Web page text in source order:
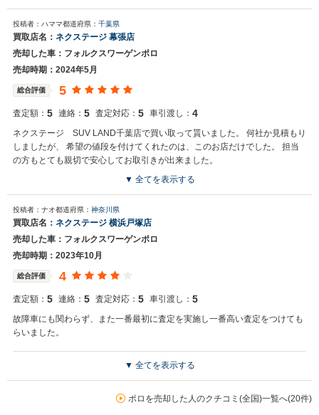
買取店からの返信
お世話になっております。 株式会社ネクステージでございます。 この
度はネクステージをご利用いただきまして誠にありがとうございまし
た。 弊社ではポロのような輸入車の専門店を展開している関係もあ
り、大変得意な車種となっております。輸入車の他にもミニバンや
ざいましたら是非お力添えできれば幸いでございます。 今後とも宜し
くお願い申し上げます。
投稿者：ハママ都道府県： 千葉県
買取店名： ネクステージ 幕張店
売却した車：フォルクスワーゲンポロ
売却時期：2024年5月
総合評価 5
査定額： 5 連絡： 5 査定対応： 5 車引渡し： 4
ネクステージ SUV LAND千葉店で買い取って貰いました。 何社か見積もり
しましたが、 希望の値段を付けてくれたのは、このお店だけでした。 担当
の方もとても親切で安心してお取引きが出来ました。
買取店からの返信
お世話になっております。 株式会社ネクステージでございます。 この
度はネクステージをご利用いただきまして誠にありがとうございまし
た。 弊社スタッフの接客をお褒め頂き光栄です。 今後もご満足いただ
けるよう精進してまいります。 スタッフ一同、またのご利用お待ちし
▼ 全てを表示する
投稿者：ナオ都道府県： 神奈川県
買取店名： ネクステージ 横浜戸塚店
売却した車：フォルクスワーゲンポロ
売却時期：2023年10月
総合評価 4
査定額： 5 連絡： 5 査定対応： 5 車引渡し： 5
故障車にも関わらず、また一番最初に査定を実施し一番高い査定をつけても
らいました。
度はネクステージをご利用いただきまして誠にありがとうございまし
▼ 全てを表示する
ポロを売却した人のクチコミ(全国)一覧へ(20件)